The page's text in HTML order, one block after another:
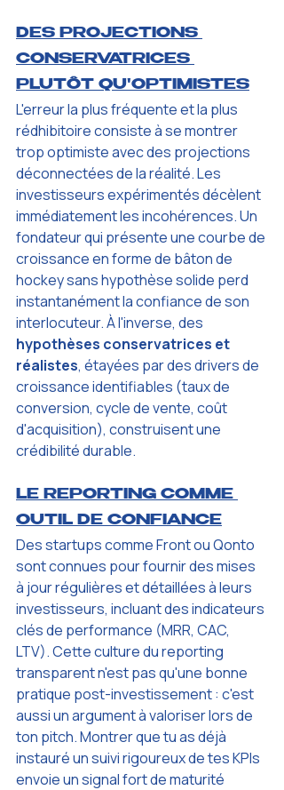
DES PROJECTIONS
CONSERVATRICES
PLUTÔT QU'OPTIMISTES
L'erreur la plus fréquente et la plus
rédhibitoire consiste à se montrer
trop optimiste avec des projections
déconnectées de la réalité. Les
investisseurs expérimentés décèlent
immédiatement les incohérences. Un
fondateur qui présente une courbe de
croissance en forme de bâton de
hockey sans hypothèse solide perd
instantanément la confiance de son
interlocuteur. À l'inverse, des
hypothèses conservatrices et
réalistes, étayées par des drivers de
croissance identifiables (taux de
conversion, cycle de vente, coût
d'acquisition), construisent une
crédibilité durable.
LE REPORTING COMME
OUTIL DE CONFIANCE
Des startups comme Front ou Qonto
sont connues pour fournir des mises
à jour régulières et détaillées à leurs
investisseurs, incluant des indicateurs
clés de performance (MRR, CAC,
LTV). Cette culture du reporting
transparent n'est pas qu'une bonne
pratique post-investissement : c'est
aussi un argument à valoriser lors de
ton pitch. Montrer que tu as déjà
instauré un suivi rigoureux de tes KPIs
envoie un signal fort de maturité